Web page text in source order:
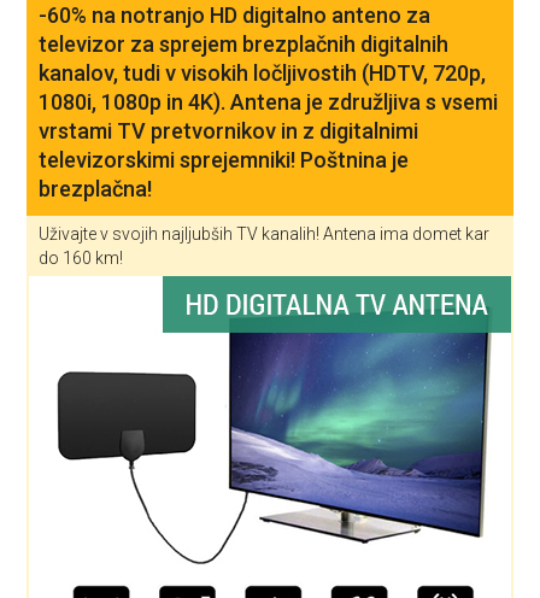
-60% na notranjo HD digitalno anteno za
televizor za sprejem brezplačnih digitalnih
kanalov, tudi v visokih ločljivostih (HDTV, 720p,
1080i, 1080p in 4K). Antena je združljiva s vsemi
vrstami TV pretvornikov in z digitalnimi
televizorskimi sprejemniki! Poštnina je
brezplačna!
Uživajte v svojih najljubših TV kanalih! Antena ima domet kar
do 160 km!